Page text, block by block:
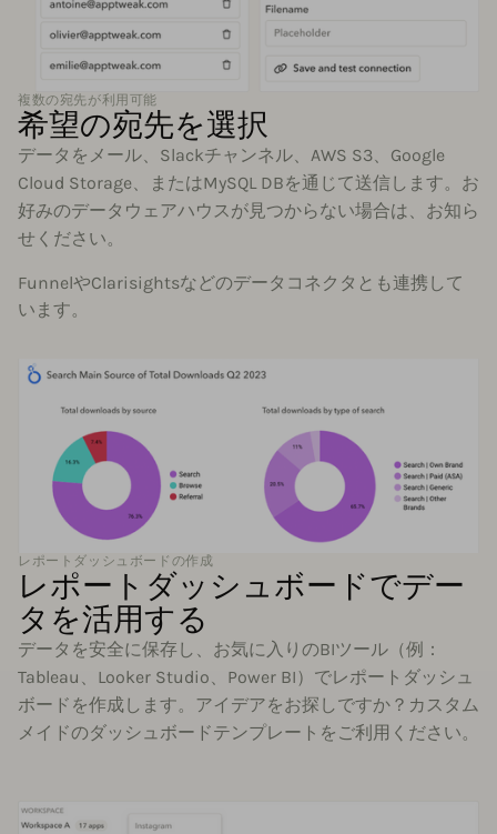
複数の宛先が利用可能
希望の宛先を選択
データをメール、Slackチャンネル、AWS S3、Google
Cloud Storage、またはMySQL DBを通じて送信します。お
好みのデータウェアハウスが見つからない場合は、お知ら
せください。
FunnelやClarisightsなどのデータコネクタとも連携して
います。
レポートダッシュボードの作成
レポートダッシュボードでデー
タを活用する
データを安全に保存し、お気に入りのBIツール（例：
Tableau、Looker Studio、Power BI）でレポートダッシュ
ボードを作成します。アイデアをお探しですか？カスタム
メイドのダッシュボードテンプレートをご利用ください。